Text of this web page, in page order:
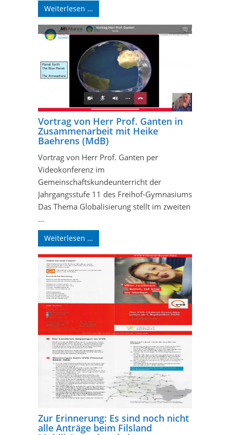
Weiterlesen …
Vortrag von Herr Prof. Ganten in
Zusammenarbeit mit Heike
Baehrens (MdB)
Vortrag von Herr Prof. Ganten per
Videokonferenz im
Gemeinschaftskundeunterricht der
Jahrgangsstufe 11 des Freihof-Gymnasiums
Das Thema Globalisierung stellt im zweiten
...
Weiterlesen …
Zur Erinnerung: Es sind noch nicht
alle Anträge beim Filsland